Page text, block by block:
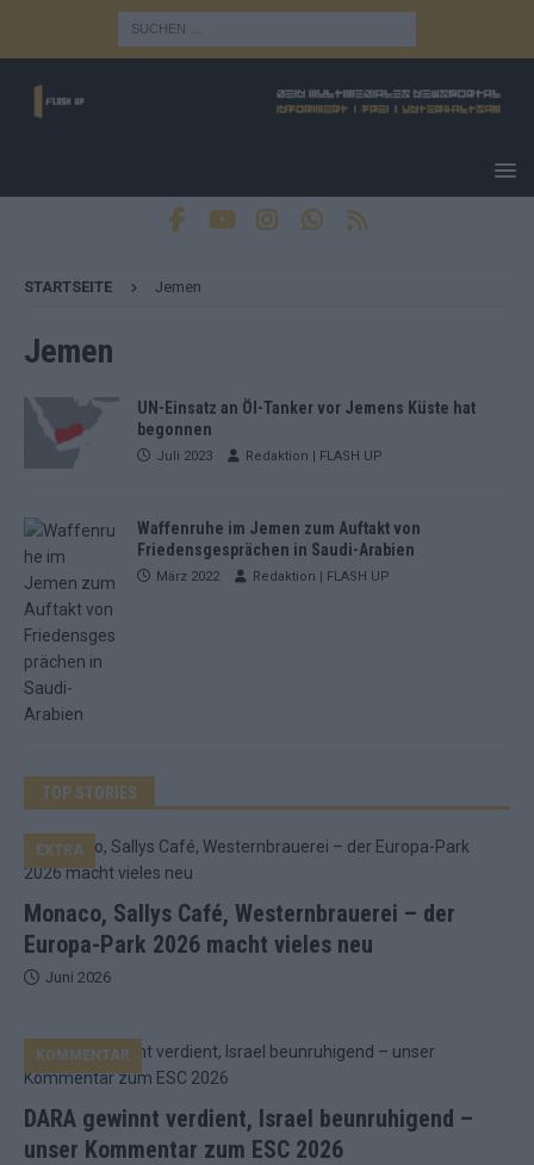
STARTSEITE Jemen
Jemen
UN-Einsatz an Öl-Tanker vor Jemens Küste hat
begonnen
Juli 2023 Redaktion | FLASH UP
Waffenruhe im Jemen zum Auftakt von
Friedensgesprächen in Saudi-Arabien
März 2022 Redaktion | FLASH UP
TOP STORIES
Monaco, Sallys Café, Westernbrauerei – der
Europa-Park 2026 macht vieles neu
EXTRA
Juni 2026
DARA gewinnt verdient, Israel beunruhigend –
unser Kommentar zum ESC 2026
KOMMENTAR